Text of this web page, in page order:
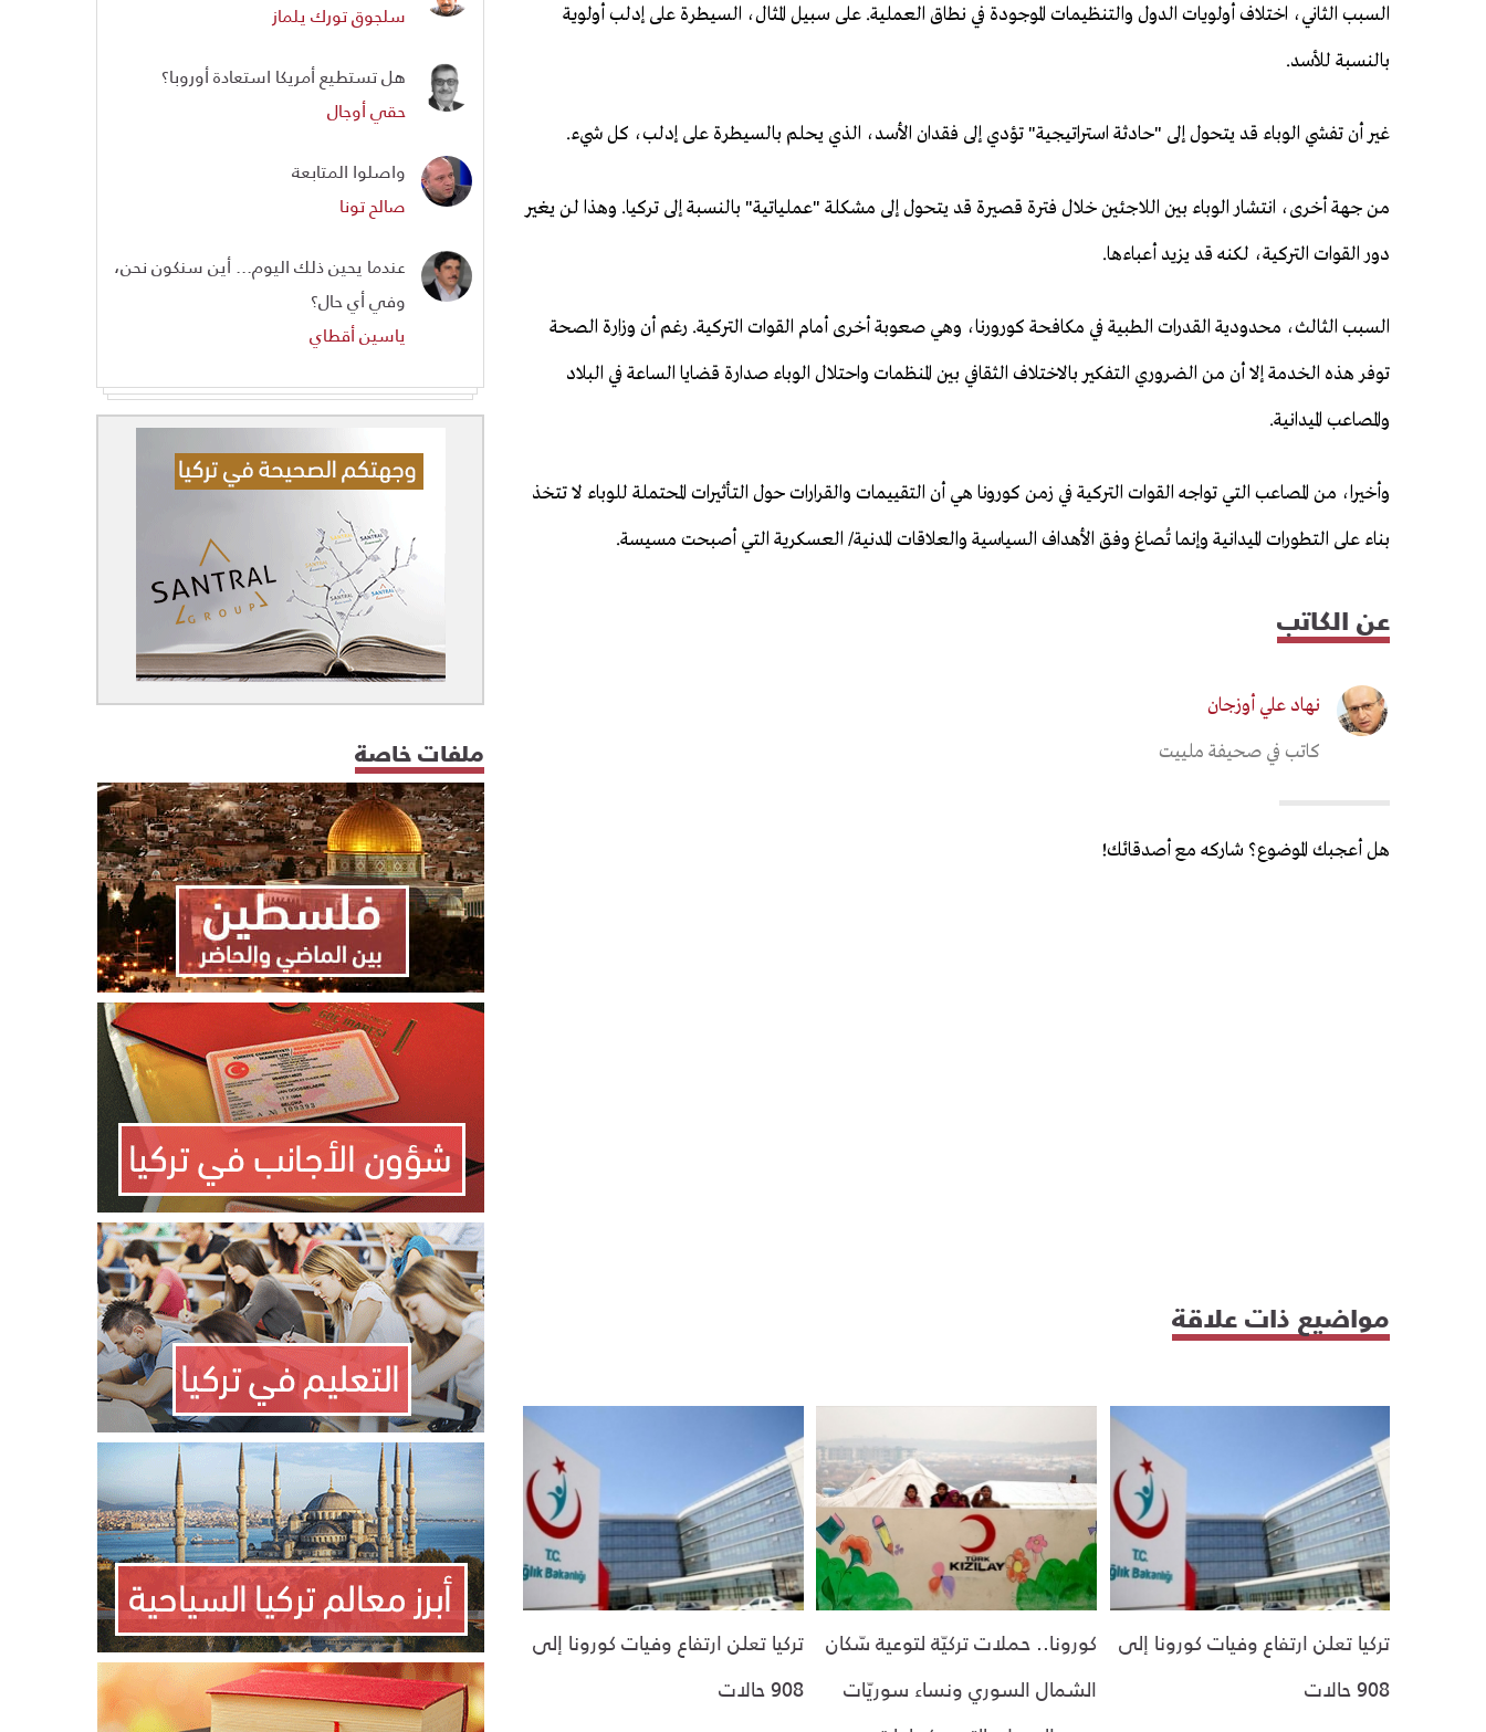
السبب الثاني، اختلاف أولويات الدول والتنظيمات الموجودة في نطاق العملية. على سبيل المثال، السيطرة على إدلب أولوية
بالنسبة للأسد.
غير أن تفشي الوباء قد يتحول إلى "حادثة استراتيجية" تؤدي إلى فقدان الأسد، الذي يحلم بالسيطرة على إدلب، كل شيء.
من جهة أخرى، انتشار الوباء بين اللاجئين خلال فترة قصيرة قد يتحول إلى مشكلة "عملياتية" بالنسبة إلى تركيا. وهذا لن يغير
دور القوات التركية، لكنه قد يزيد أعباءها.
السبب الثالث، محدودية القدرات الطبية في مكافحة كورورنا، وهي صعوبة أخرى أمام القوات التركية. رغم أن وزارة الصحة
توفر هذه الخدمة إلا أن من الضروري التفكير بالاختلاف الثقافي بين المنظمات واحتلال الوباء صدارة قضايا الساعة في البلاد
والمصاعب الميدانية.
وأخيرا، من المصاعب التي تواجه القوات التركية في زمن كورونا هي أن التقييمات والقرارات حول التأثيرات المحتملة للوباء لا تتخذ
بناء على التطورات الميدانية وإنما تُصاغ وفق الأهداف السياسية والعلاقات المدنية/ العسكرية التي أصبحت مسيسة.
عن الكاتب
نهاد علي أوزجان
كاتب في صحيفة ملييت
هل أعجبك الموضوع؟ شاركه مع أصدقائك!
مواضيع ذات علاقة
تركيا تعلن ارتفاع وفيات كورونا إلى
908 حالات
كورونا.. حملات تركيّة لتوعية سّكان
الشمال السوري ونساء سوريّات
تركيا تعلن ارتفاع وفيات كورونا إلى
908 حالات
سلجوق تورك يلماز
هل تستطيع أمريكا استعادة أوروبا؟
حقي أوجال
واصلوا المتابعة
صالح تونا
عندما يحين ذلك اليوم... أين سنكون نحن،
وفي أي حال؟
ياسين أقطاي
ملفات خاصة